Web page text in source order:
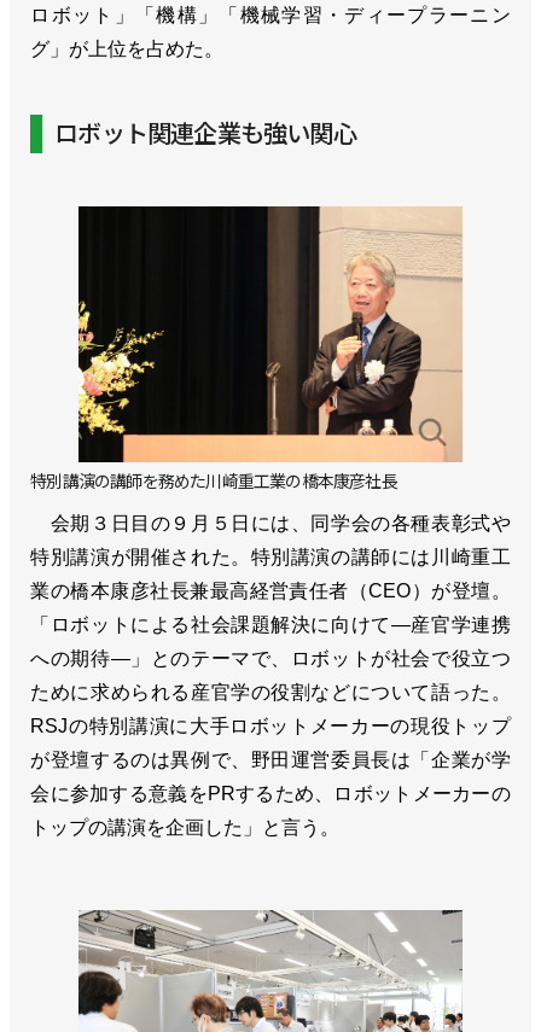
ロボット」「機構」「機械学習・ディープラーニン
グ」が上位を占めた。
ロボット関連企業も強い関心
特別講演の講師を務めた川崎重工業の橋本康彦社長
会期３日目の９月５日には、同学会の各種表彰式や
特別講演が開催された。特別講演の講師には川崎重工
業の橋本康彦社長兼最高経営責任者（CEO）が登壇。
「ロボットによる社会課題解決に向けて―産官学連携
への期待―」とのテーマで、ロボットが社会で役立つ
ために求められる産官学の役割などについて語った。
RSJの特別講演に大手ロボットメーカーの現役トップ
が登壇するのは異例で、野田運営委員長は「企業が学
会に参加する意義をPRするため、ロボットメーカーの
トップの講演を企画した」と言う。